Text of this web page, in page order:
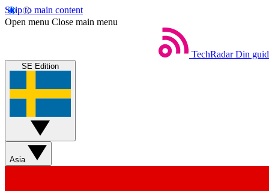
Skip to main content
Open menu Close main menu
TechRadar Din
SE Edition
Asia